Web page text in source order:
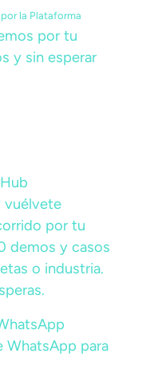
la Plataforma
por tu
y sin esperar
vuélvete
por tu
demos y casos
o industria.
WhatsApp para